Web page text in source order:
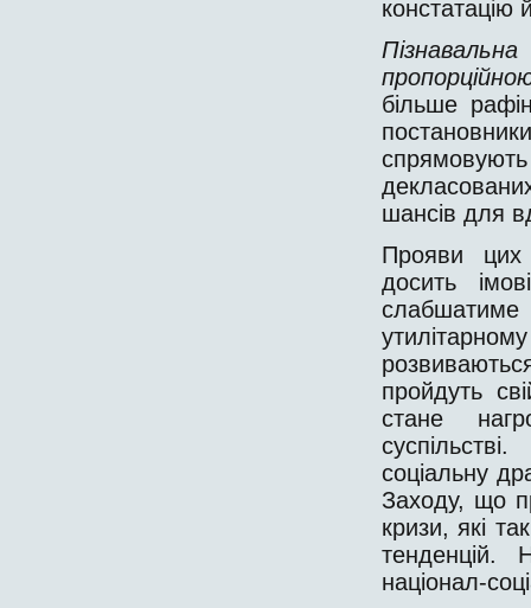
констатацію
більше
шансів для
Прояви цих
досить
пройдуть
стане
соціальну
Заходу, що
кризи, які
тенденцій.
націонал-